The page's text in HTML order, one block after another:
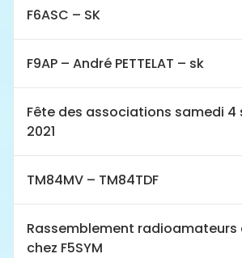
F6ASC – SK
F9AP – André PETTELAT – sk
Fête des associations samedi
2021
TM84MV – TM84TDF
Rassemblement radioamateurs
chez F5SYM